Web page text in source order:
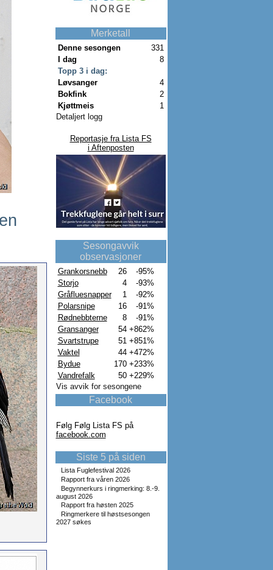
Merketall
Denne sesongen
331
I dag
8
Topp 3 i dag:
Løvsanger
4
Bokfink
2
Kjøttmeis
1
Detaljert logg
Reportasje fra Lista FS
i Aftenposten
Sesongavvik
observasjoner
Grankorsnebb 26
-95%
Storjo
4
-93%
Gråfluesnapper
1
-92%
Polarsnipe
16
-91%
Rødnebbterne
8
-91%
Gransanger
54 +862%
Svartstrupe
51 +851%
Vaktel
44 +472%
Bydue
170 +233%
Vandrefalk
50 +229%
Vis avvik for sesongene
Facebook
Følg Følg Lista FS på
facebook.com
Siste 5 på siden
Lista Fuglefestival 2026
Rapport fra våren 2026
Begynnerkurs i ringmerking: 8.-9.
august 2026
Rapport fra høsten 2025
Ringmerkere til høstsesongen
2027 søkes